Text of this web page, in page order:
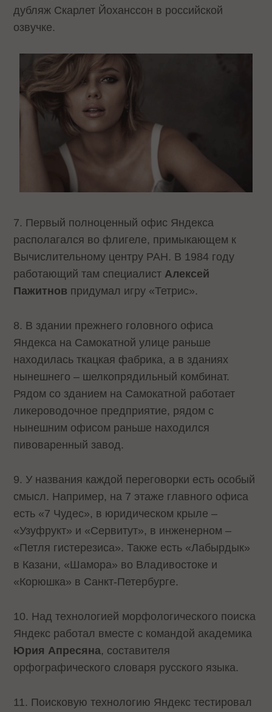
дубляж Скарлет Йоханссон в российской
озвучке.
7. Первый полноценный офис Яндекса
располагался во флигеле, примыкающем к
Вычислительному центру РАН. В 1984 году
работающий там специалист Алексей
Пажитнов придумал игру «Тетрис».
8. В здании прежнего головного офиса
Яндекса на Самокатной улице раньше
находилась ткацкая фабрика, а в зданиях
нынешнего – шелкопрядильный комбинат.
Рядом со зданием на Самокатной работает
ликероводочное предприятие, рядом с
нынешним офисом раньше находился
пивоваренный завод.
9. У названия каждой переговорки есть особый
смысл. Например, на 7 этаже главного офиса
есть «7 Чудес», в юридическом крыле –
«Узуфрукт» и «Сервитут», в инженерном –
«Петля гистерезиса». Также есть «Лабырдык»
в Казани, «Шамора» во Владивостоке и
«Корюшка» в Санкт-Петербурге.
10. Над технологией морфологического поиска
Яндекс работал вместе с командой академика
Юрия Апресяна, составителя
орфографического словаря русского языка.
11. Поисковую технологию Яндекс тестировал